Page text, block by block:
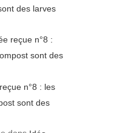
des larves
reçue n°8 :
sont des
n°8 : les
sont des